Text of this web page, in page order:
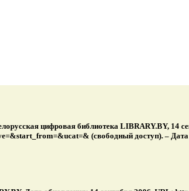
цифровая библиотека LIBRARY.BY, 14
(свободный доступ). – Дата